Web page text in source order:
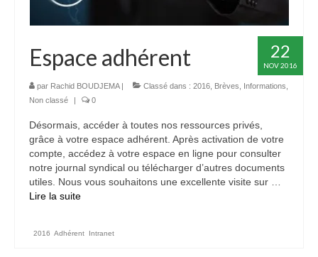
Respecter !
ADHÉREZ
Devenir adhérent
Espace adhérent
ACTUALITÉS
CONTACTEZ-NOUS
22
NOV 2016
Espace adhérent
par Rachid BOUDJEMA| Classé dans : 2016 Brèves Informations
Non classé
| 0
Désormais, accéder à toutes nos ressources privés,
grâce à votre espace adhérent. Après activation de votre
compte, accédez à votre espace en ligne pour consulter
notre journal syndical ou télécharger d’autres documents
utiles. Nous vous souhaitons une excellente visite sur …
Lire la suite­­
2016 Adhérent Intranet